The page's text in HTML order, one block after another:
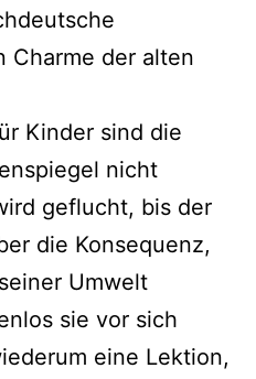
Charme der alten
Kinder sind die
nicht
geflucht, bis der
die Konsequenz,
Umwelt
sie vor sich
eine Lektion,